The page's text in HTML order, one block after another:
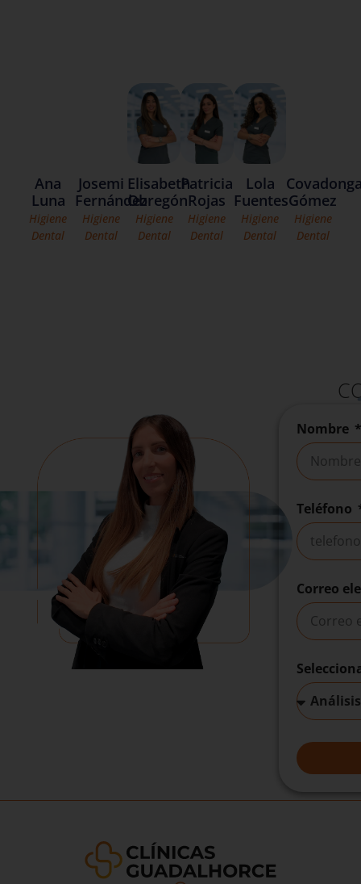
Ana
Luna
Higiene
Dental
Josemi
Fernández
Higiene
Dental
Elisabeth
Obregón
Higiene
Dental
Patricia
Rojas
Higiene
Dental
Lola
Fuentes
Higiene
Dental
Gómez
Higiene
Dental
Nombre
Teléfono
Correo